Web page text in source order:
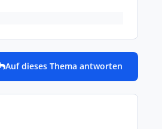
Auf dieses Thema antworten